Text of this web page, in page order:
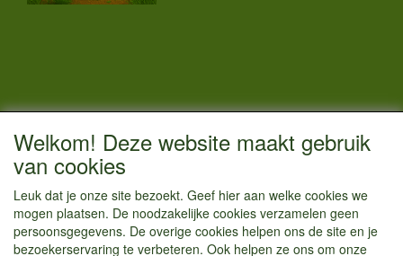
CONTACTGEGEVENS
Vestigingsadres:
Hoofdweg 36
1433 JW Kudelstaart
Welkom! Deze website maakt gebruik
van cookies
Leuk dat je onze site bezoekt. Geef hier aan welke cookies we
mogen plaatsen. De noodzakelijke cookies verzamelen geen
persoonsgegevens. De overige cookies helpen ons de site en je
bezoekerservaring te verbeteren. Ook helpen ze ons om onze